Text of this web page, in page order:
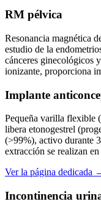
RM pélvica
Resonancia magnética
estudio de la
cánceres ginecológicos
ionizante, proporciona
Implante
Pequeña varilla flexible
libera etonogestrel
(>99%), activo durante
extracción se realizan
Ver la página dedicada
Incontinencia